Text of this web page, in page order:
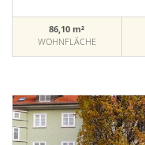
86,10 m²
WOHNFLÄCHE